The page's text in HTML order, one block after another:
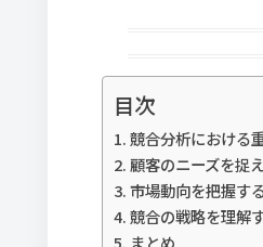
目次
競合分析における
顧客のニーズを捉
市場動向を把握す
競合の戦略を理解